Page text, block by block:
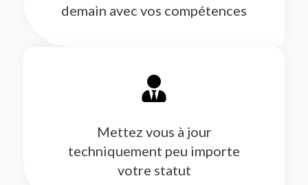
demain avec vos compétences
Mettez vous à jour
techniquement peu importe
votre statut